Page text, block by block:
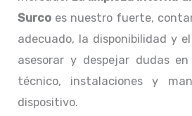
Surco es nuestro fuerte,
adecuado, la disponibilidad y
asesorar y despejar dudas
técnico, instalaciones y
dispositivo.